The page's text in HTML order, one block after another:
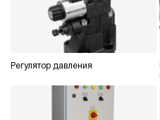
Регулятор давления